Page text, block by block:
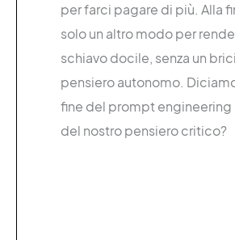
per farci pagare di più. Alla
solo un altro modo per
schiavo docile, senza un
pensiero autonomo.
fine del prompt engineering
del nostro pensiero critico?